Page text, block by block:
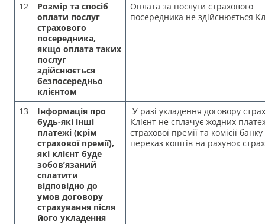
12
Розмір та спосіб
оплати послуг
страхового
посередника,
якщо оплата таких
послуг
здійснюється
безпосередньо
клієнтом
Оплата за послуги страхового
посередника не здійснюється
13
Інформація про
будь-які інші
платежі (крім
страхової премії),
які клієнт буде
зобов’язаний
сплатити
відповідно до
умов договору
страхування після
його укладення
У разі укладення договору
Клієнт не сплачує жодних
страхової премії та комісії
переказ коштів на рахунок